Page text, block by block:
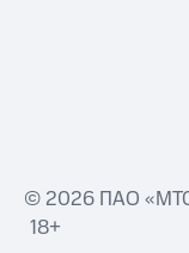
© 2026 ПАО
18+